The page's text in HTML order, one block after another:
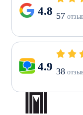
4.8 57
4.9 38